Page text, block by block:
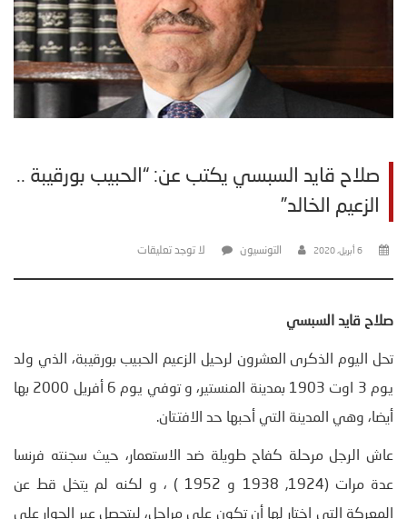
صلاح قايد السبسي يكتب عن: “الحبيب بورقيبة ..
الزعيم الخالد”
6 أبريل، 2020 التونسيون لا توجد تعليقات
صلاح قايد السبسي
تحل اليوم الذكرى العشرون لرحيل الزعيم الحبيب بورقيبة، الذي ولد
يوم 3 اوت 1903 بمدينة المنستير، و توفي يوم 6 أفريل 2000 بها
أيضا، وهي المدينة التي أحبها حد الافتتان.
عاش الرجل مرحلة كفاح طويلة ضد الاستعمار، حيث سجنته فرنسا
عدة مرات (1924, 1938 و 1952 ) ، و لكنه لم يتخل قط عن
المعركة التي اختار لها أن تكون على مراحل، ليتحصل عبر الحوار على